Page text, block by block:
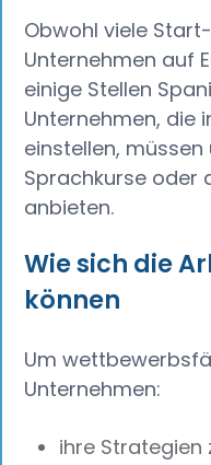
Obwohl viele
Unternehmen auf
einige Stellen
Unternehmen, die
einstellen,
Sprachkurse oder
anbieten.
Wie sich die
können
Um
Unternehmen:
ihre Strategien